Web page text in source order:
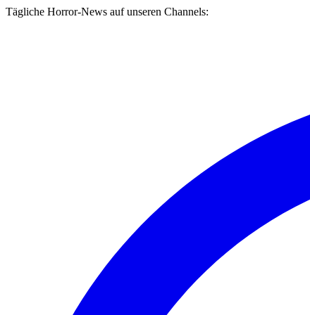
Tägliche Horror-News auf unseren Channels: